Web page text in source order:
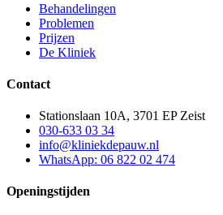
Behandelingen
Problemen
Prijzen
De Kliniek
Contact
Stationslaan 10A, 3701 EP Zeist
030-633 03 34
info@kliniekdepauw.nl
WhatsApp: 06 822 02 474
Openingstijden